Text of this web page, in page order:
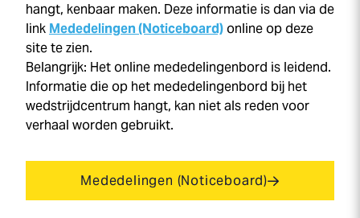
hangt, kenbaar maken. Deze informatie is dan via de
link Mededelingen (Noticeboard)online op deze
site te zien.
Belangrijk: Het online mededelingenbord is leidend.
Informatie die op het mededelingenbord bij het
wedstrijdcentrum hangt, kan niet als reden voor
verhaal worden gebruikt.
Mededelingen (Noticeboard)